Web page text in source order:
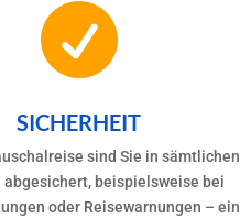

SICHERHEIT
sind Sie in sämtlichen
abgesichert, beispielsweise bei
oder Reisewarnungen – ein